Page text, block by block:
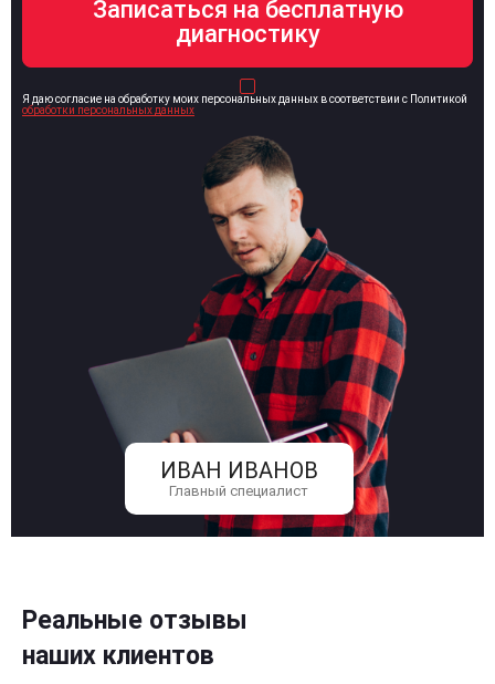
ИВАН ИВАНОВ
Главный специалист
Я даю согласие на обработку моих персональных данных в соответствии с Политикой
обработки персональных данных
Реальные отзывы
наших клиентов